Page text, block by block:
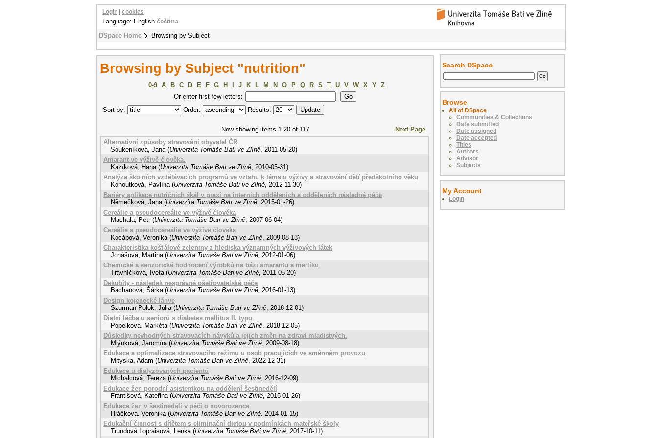
DSpace Home Browsing by Subject
Login cookies
Language: English čeština
Browsing by Subject "nutrition"
0-9 A B C D E F G H J K L M N O P Q R S T U V W X Y
Z
Or enter first few letters:
Sort by:
Order: Results:
Now showing items 1-20 of 117
Next Page
Alternativní způsoby stravování obyvatel ČR
Soukeníková, Jana (Univerzita Tomáše Bati ve Zlíně, 2011-05-20)
Amarant ve výživě člověka.
Kazíková, Hana (Univerzita Tomáše Bati ve Zlíně, 2010-05-31)
Analýza školních vzdělávacích programů ve vztahu k tématu výživy a stravování dětí předškolního věku
Kohoutková, Pavlína (Univerzita Tomáše Bati ve Zlíně, 2012-11-30)
Bariéry aplikace nutričních škál v praxi na interních odděleních a odděleních následné péče
Němečková, Jana (Univerzita Tomáše Bati ve Zlíně, 2015-01-26)
Cereálie a pseudocereálie ve výživě člověka
Machala, Petr (Univerzita Tomáše Bati ve Zlíně, 2007-06-04)
Cereálie a pseudocereálie ve výživě člověka
Kocábová, Veronika (Univerzita Tomáše Bati ve Zlíně, 2009-08-13)
Charakteristika košťálové zeleniny z hlediska významných výživových látek
Jonášová, Martina (Univerzita Tomáše Bati ve Zlíně, 2012-01-06)
Chemické a senzorické hodnocení výrobků na bázi amarantu a merlíku
Trávníčková, Iveta (Univerzita Tomáše Bati ve Zlíně, 2011-05-20)
Dekubity - následek nesprávné ošetřovatelské péče
Bachanová, Šárka (Univerzita Tomáše Bati ve Zlíně, 2016-01-13)
Design kojenecké láhve
Szurman Polok, Julia (Univerzita Tomáše Bati ve Zlíně, 2018-12-01)
Dietní léčba u seniorů s diabetes mellitus II. typu
Popelková, Markéta (Univerzita Tomáše Bati ve Zlíně, 2018-12-05)
Důsledky nevhodných stravovacích návyků a jejich změn na zdraví mladistvých.
Mlýnková, Jaromíra (Univerzita Tomáše Bati ve Zlíně, 2009-08-18)
Edukace a optimalizace stravovacího režimu u osob pracujících ve směnném provozu
Mityska, Adam (Univerzita Tomáše Bati ve Zlíně, 2022-12-31)
Edukace u dialyzovaných pacientů
Michalcová, Tereza (Univerzita Tomáše Bati ve Zlíně, 2016-12-09)
Edukace žen porodní asistentkou na oddělení šestinedělí
Františová, Kateřina (Univerzita Tomáše Bati ve Zlíně, 2015-01-26)
Edukace žen v šestinedělí v péči o novorozence
Hráčková, Veronika (Univerzita Tomáše Bati ve Zlíně, 2014-01-15)
Edukační činnost s dítětem s eliminační dietou v podmínkách mateřské školy
Trundová Lopraisová, Lenka (Univerzita Tomáše Bati ve Zlíně, 2017-10-11)
Search DSpace
Browse
All of DSpace
Communities & Collections
Date submitted
Date assigned
Date accepted
Titles
Authors
Advisor
Subjects
My Account
Login